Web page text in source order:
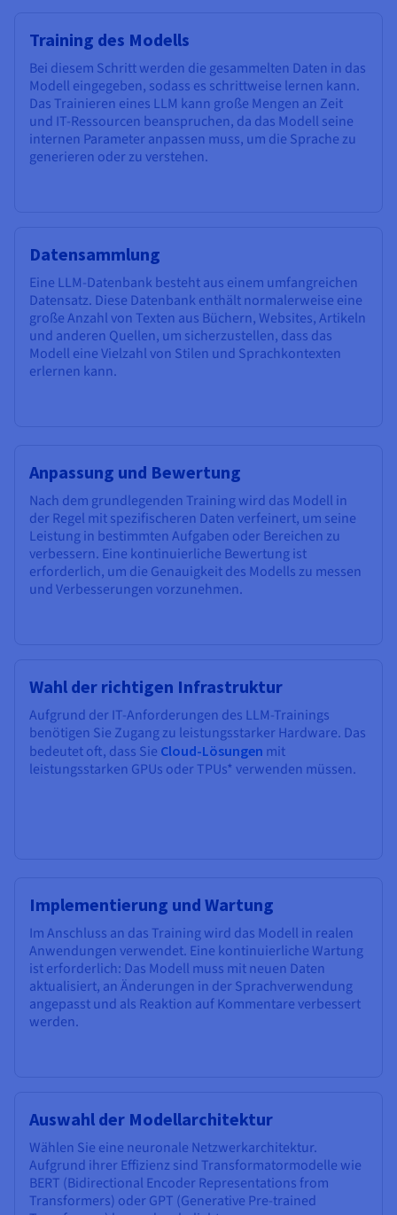
Training des Modells
Bei diesem Schritt werden die gesammelten Daten in das
Modell eingegeben, sodass es schrittweise lernen kann.
Das Trainieren eines LLM kann große Mengen an Zeit
und IT-Ressourcen beanspruchen, da das Modell seine
internen Parameter anpassen muss, um die Sprache zu
generieren oder zu verstehen.
Datensammlung
Eine LLM-Datenbank besteht aus einem umfangreichen
Datensatz. Diese Datenbank enthält normalerweise eine
große Anzahl von Texten aus Büchern, Websites, Artikeln
und anderen Quellen, um sicherzustellen, dass das
Modell eine Vielzahl von Stilen und Sprachkontexten
erlernen kann.
Anpassung und Bewertung
Nach dem grundlegenden Training wird das Modell in
der Regel mit spezifischeren Daten verfeinert, um seine
Leistung in bestimmten Aufgaben oder Bereichen zu
verbessern. Eine kontinuierliche Bewertung ist
erforderlich, um die Genauigkeit des Modells zu messen
und Verbesserungen vorzunehmen.
Wahl der richtigen Infrastruktur
Aufgrund der IT-Anforderungen des LLM-Trainings
benötigen Sie Zugang zu leistungsstarker Hardware. Das
bedeutet oft, dass Sie Cloud-Lösungen mit
leistungsstarken GPUs oder TPUs* verwenden müssen.
Implementierung und Wartung
Im Anschluss an das Training wird das Modell in realen
Anwendungen verwendet. Eine kontinuierliche Wartung
ist erforderlich: Das Modell muss mit neuen Daten
aktualisiert, an Änderungen in der Sprachverwendung
angepasst und als Reaktion auf Kommentare verbessert
werden.
Auswahl der Modellarchitektur
Wählen Sie eine neuronale Netzwerkarchitektur.
Aufgrund ihrer Effizienz sind Transformatormodelle wie
BERT (Bidirectional Encoder Representations from
Transformers) oder GPT (Generative Pre-trained